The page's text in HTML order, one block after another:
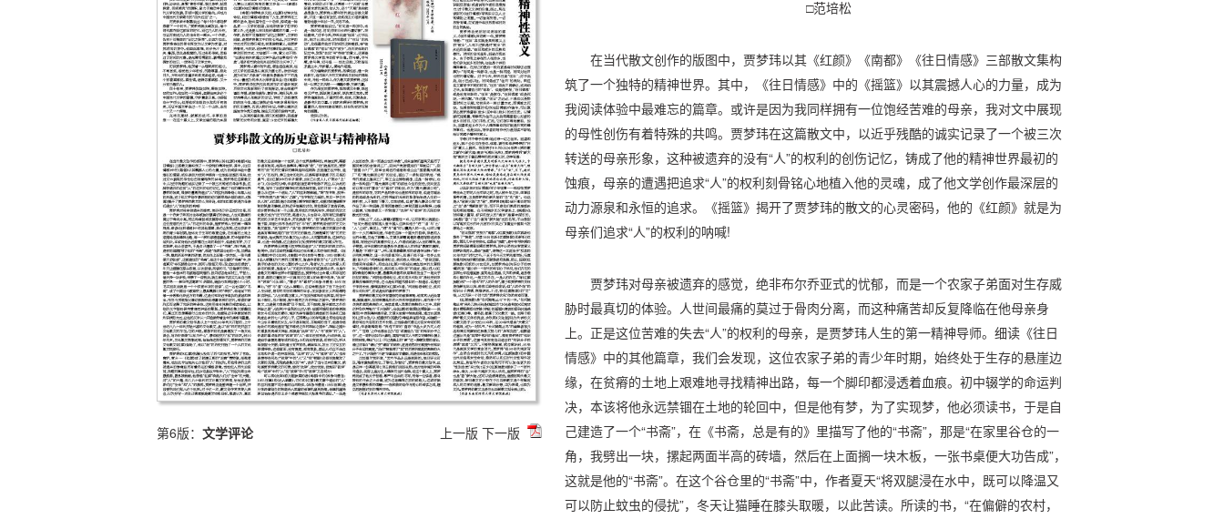
第6版： 文学评论 上一版 下一版
□范培松
在当代散文创作的版图中，贾梦玮以其《红颜》《南都》《往日情感》三部散文集构
筑了一个独特的精神世界。其中，《往日情感》中的《摇篮》以其震撼人心的力量，成为
我阅读体验中最难忘的篇章。或许是因为我同样拥有一位饱经苦难的母亲，我对文中展现
的母性创伤有着特殊的共鸣。贾梦玮在这篇散文中，以近乎残酷的诚实记录了一个被三次
转送的母亲形象，这种被遗弃的没有“人”的权利的创伤记忆，铸成了他的精神世界最初的
蚀痕，母亲的遭遇把追求“人”的权利刻骨铭心地植入他的灵魂，成了他文学创作最深层的
动力源泉和永恒的追求。《摇篮》揭开了贾梦玮的散文的心灵密码，他的《红颜》就是为
母亲们追求“人”的权利的呐喊!
贾梦玮对母亲被遗弃的感觉，绝非布尔乔亚式的忧郁，而是一个农家子弟面对生存威
胁时最真切的体验。人世间最痛的莫过于骨肉分离，而这种痛苦却反复降临在他母亲身
上。正是这位苦难的失去“人”的权利的母亲，是贾梦玮人生的第一精神导师。细读《往日
情感》中的其他篇章，我们会发现，这位农家子弟的青少年时期，始终处于生存的悬崖边
缘，在贫瘠的土地上艰难地寻找精神出路，每一个脚印都浸透着血痕。初中辍学的命运判
决，本该将他永远禁锢在土地的轮回中，但是他有梦，为了实现梦，他必须读书，于是自
己建造了一个“书斋”，在《书斋，总是有的》里描写了他的“书斋”，那是“在家里谷仓的一
角，我劈出一块，摞起两面半高的砖墙，然后在上面搁一块木板，一张书桌便大功告成”，
这就是他的“书斋”。在这个谷仓里的“书斋”中，作者夏天“将双腿浸在水中，既可以降温又
可以防止蚊虫的侵扰”，冬天让猫睡在膝头取暖，以此苦读。所读的书，“在偏僻的农村，